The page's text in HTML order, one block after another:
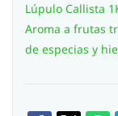
Lúpulo Callista
Aroma a frutas
de especias y